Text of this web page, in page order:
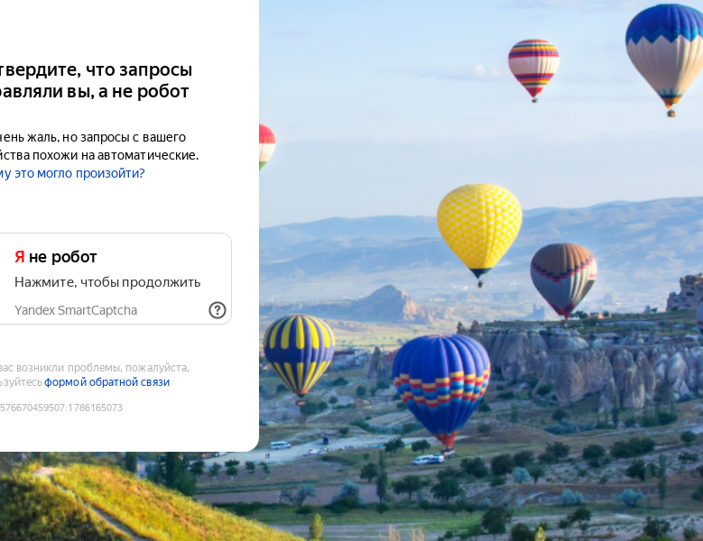
что запросы
вы, а не робот
жаль, но запросы с вашего
похожи на автоматические.
это могло произойти?
Я не робот
Нажмите, чтобы продолжить
Yandex SmartCaptcha
возникли проблемы, пожалуйста,
формой обратной связи
:1786165073